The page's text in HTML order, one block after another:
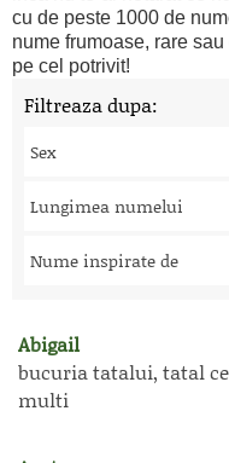
cu de peste 1000 de
nume frumoase, rare
pe cel potrivit!
Filtreaza dupa:
Sex
Lungimea numelui
Nume inspirate de
Abigail
bucuria tatalui, tatal
multi